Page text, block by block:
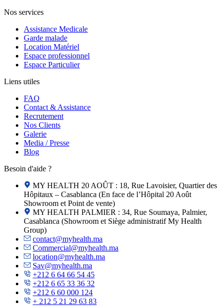
Nos services
Assistance Medicale
Garde malade
Location Matériel
Espace professionnel
Espace Particulier
Liens utiles
FAQ
Contact & Assistance
Recrutement
Nos Clients
Galerie
Media / Presse
Blog
Besoin d'aide ?
MY HEALTH 20 AOÛT : 18, Rue Lavoisier, Quartier des
Hôpitaux – Casablanca (En face de l’Hôpital 20 Août
Showroom et Point de vente)
MY HEALTH PALMIER : 34, Rue Soumaya, Palmier,
Casablanca (Showroom et Siège administratif My Health
Group)
contact@myhealth.ma
Commercial@myhealth.ma
location@myhealth.ma
Sav@myhealth.ma
+212 6 64 66 54 45
+212 6 65 33 36 32
+212 6 60 000 124
+ 212 5 21 29 63 83